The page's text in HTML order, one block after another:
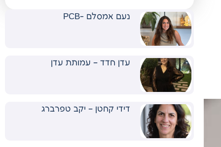
נעם אמסלם -PCB
עדן חדד – עמותת עדן
דידי קחטן – יקב טפרברג